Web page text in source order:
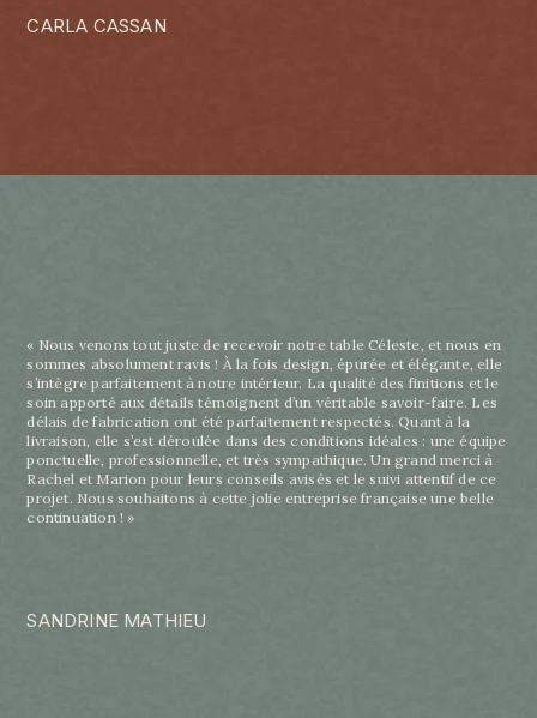
CARLA CASSAN
« Nous venons tout juste de recevoir notre table Céleste, et nous en
sommes absolument ravis ! À la fois design, épurée et élégante, elle
s’intègre parfaitement à notre intérieur. La qualité des finitions et le
soin apporté aux détails témoignent d’un véritable savoir-faire. Les
délais de fabrication ont été parfaitement respectés. Quant à la
livraison, elle s’est déroulée dans des conditions idéales : une équipe
ponctuelle, professionnelle, et très sympathique. Un grand merci à
Rachel et Marion pour leurs conseils avisés et le suivi attentif de ce
projet. Nous souhaitons à cette jolie entreprise française une belle
continuation ! »
SANDRINE MATHIEU